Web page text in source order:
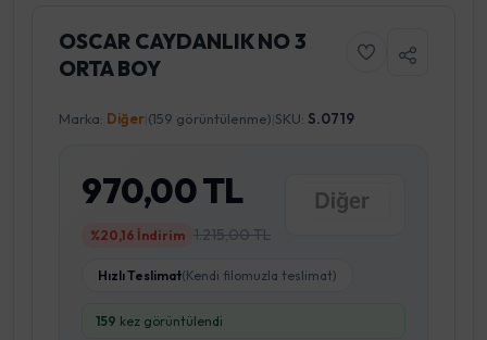
OSCAR CAYDANLIK NO 3
ORTA BOY
Marka: Diğer (159 görüntülenme) SKU: S.0719
970,00 TL
%20,16 İndirim 1.215,00 TL
Hızlı Teslimat(Kendi filomuzla teslimat)
159 kez görüntülendi